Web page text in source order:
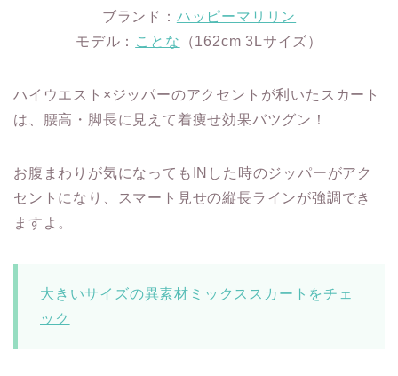
ブランド： ハッピーマリリン
モデル： ことな （162cm 3Lサイズ）
ハイウエスト×ジッパーのアクセントが利いたスカート
は、腰高・脚長に見えて着痩せ効果バツグン！
お腹まわりが気になってもINした時のジッパーがアク
セントになり、スマート見せの縦長ラインが強調でき
ますよ。
大きいサイズの異素材ミックススカートをチェ
ック